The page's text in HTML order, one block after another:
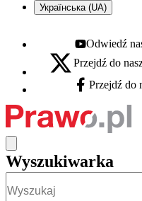
Українська (UA)
Youtube - otwiera
Odwiedź
X - otwiera się w nowej
Przejdź do
Facebook - otwiera
Przejdź do
Wyszukiwarka